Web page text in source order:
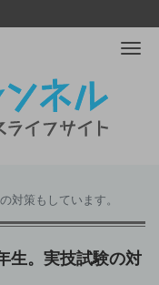
対策もしています。
生。実技試験の対